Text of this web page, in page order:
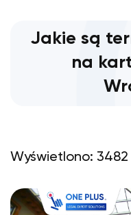
Jakie są
na
Wyświetlono: 3482